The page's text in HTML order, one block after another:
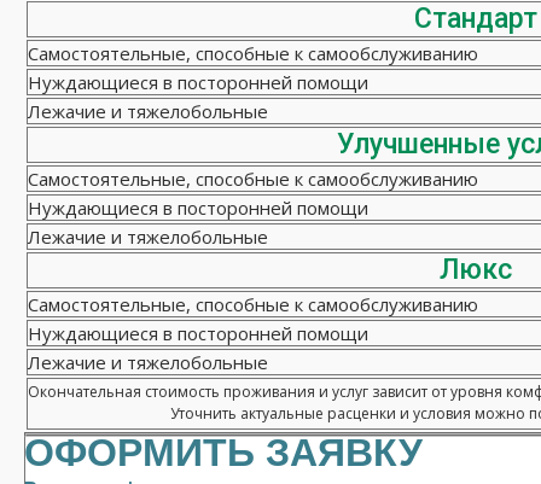
Стандарт
Самостоятельные, способные к самообслуживанию
Нуждающиеся в посторонней помощи
Лежачие и тяжелобольные
Улучшенные
Самостоятельные, способные к самообслуживанию
Нуждающиеся в посторонней помощи
Лежачие и тяжелобольные
Люкс
Самостоятельные, способные к самообслуживанию
Нуждающиеся в посторонней помощи
Лежачие и тяжелобольные
Окончательная стоимость проживания и услуг зависит от уровня
Уточнить актуальные расценки и условия можно
ОФОРМИТЬ ЗАЯВКУ